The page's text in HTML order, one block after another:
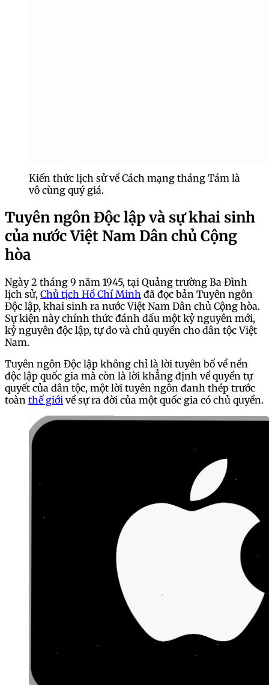
Kiến thức lịch sử về Cách mạng tháng Tám là
vô cùng quý giá.
Tuyên ngôn Độc lập và sự khai sinh
của nước Việt Nam Dân chủ Cộng
hòa
Ngày 2 tháng 9 năm 1945, tại Quảng trường Ba Đình
lịch sử, Chủ tịch Hồ Chí Minh đã đọc bản Tuyên ngôn
Độc lập, khai sinh ra nước Việt Nam Dân chủ Cộng hòa.
Sự kiện này chính thức đánh dấu một kỷ nguyên mới,
kỷ nguyên độc lập, tự do và chủ quyền cho dân tộc Việt
Nam.
Tuyên ngôn Độc lập không chỉ là lời tuyên bố về nền
độc lập quốc gia mà còn là lời khẳng định về quyền tự
quyết của dân tộc, một lời tuyên ngôn đanh thép trước
toàn thế giới về sự ra đời của một quốc gia có chủ quyền.